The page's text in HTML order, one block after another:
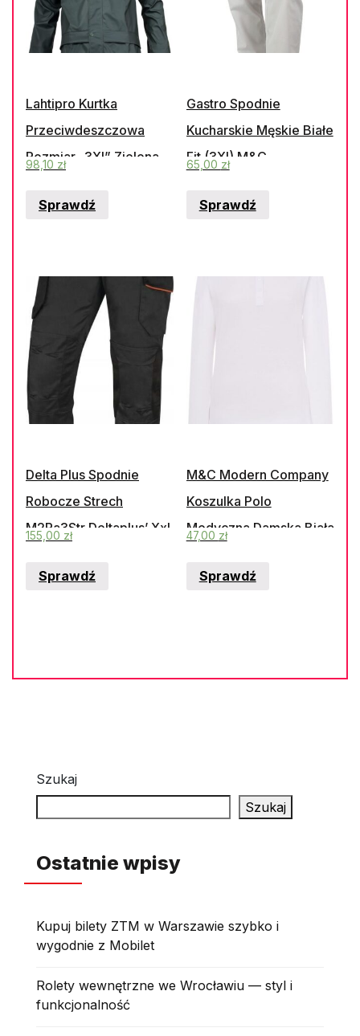
Lahtipro Kurtka
Przeciwdeszczowa
Rozmiar „3Xl” Zielona
L4091806)
98,10 zł
Sprawdź
Gastro Spodnie
Kucharskie Męskie Białe
Fit (3Xl) M&C
65,00 zł
Sprawdź
Delta Plus Spodnie
Robocze Strech
M2Pa3Str Deltaplus’ Xxl
155,00 zł
Sprawdź
M&C Modern Company
Koszulka Polo
Medyczna Damska Biała
47,00 zł
Sprawdź
Szukaj
Szukaj
Ostatnie wpisy
Kupuj bilety ZTM w Warszawie szybko i
wygodnie z Mobilet
Rolety wewnętrzne we Wrocławiu — styl i
funkcjonalność